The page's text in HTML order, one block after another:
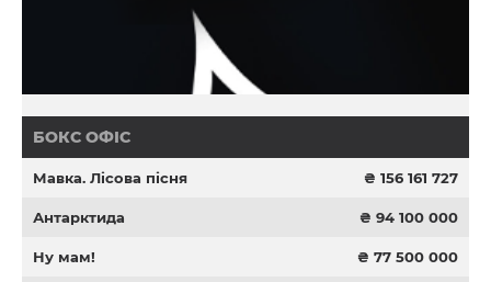
БОКС ОФІС
Мавка. Лісова пісня ₴ 156 161 727
Антарктида ₴ 94 100 000
Ну мам! ₴ 77 500 000